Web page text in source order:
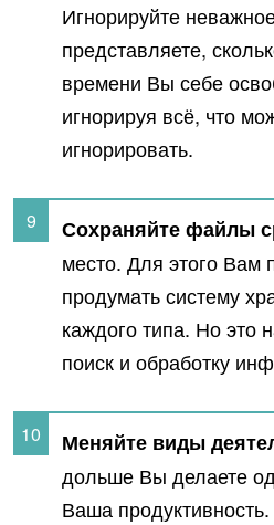
Игнорируйте
представляете,
времени Вы себе
игнорируя всё, что
игнорировать.
Сохраняйте файлы
место. Для этого Вам
продумать систему
каждого типа. Но это
поиск и обработку
Меняйте виды
дольше Вы делаете
Ваша